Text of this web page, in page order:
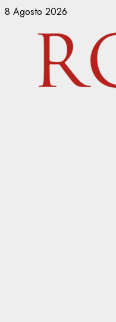
Vai
contenuto
8 Agosto 2026